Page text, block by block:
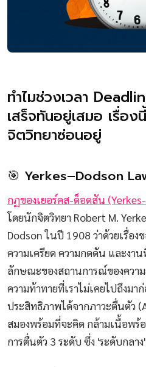
ทำไมช่วงเวลา
เสร็จทันอยู่เสมอ เรื่อง
จิตวิทยาซ่อนอยู่
🎯 Yerkes–Dodson
กฏของเยอร์คส-ด็อดสัน
โดยนักจิตวิทยา Robert M.
Dodson ในปี 1908 ว่าด้วยเรื่อง
ความเครียด ความกดดัน และงา
ลักษณะของสถานการณ์ของควา
ความท้าทายที่เราไม่เคยไปถึงมา
ประสิทธิภาพได้จากภาวะตื่นตัว
สมองพร้อมที่จะคิด กล้ามเนื้อพ
การตื่นตัว 3 ระดับ ซึ่ง 'ระดับกลา